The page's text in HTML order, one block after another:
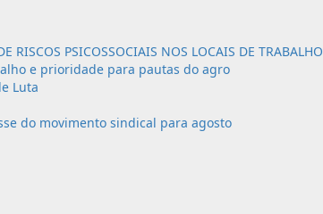
RISCOS PSICOSSOCIAIS NOS LOCAIS DE TRABALHO
e prioridade para pautas do agro
Luta
do movimento sindical para agosto